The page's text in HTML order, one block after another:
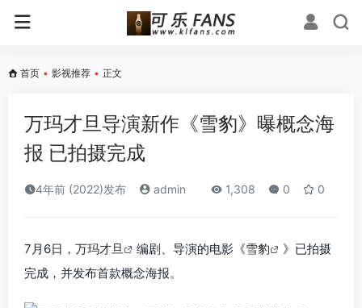
首页 • 影视推荐 • 正文
万玛才旦导演新作《雪豹》曝概念海
报 已拍摄完成
4年前 (2022)发布 admin 1,308 0 0
7月6日， 万玛才旦 编剧、导演的电影《雪豹
》已拍摄
完成，并发布首款概念海报。